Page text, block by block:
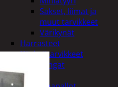
Sakset, liimat ja
muut tarvikkeet
Värikynät
Harrasteet
Käsityötarvikkeet
Langat
Lelut